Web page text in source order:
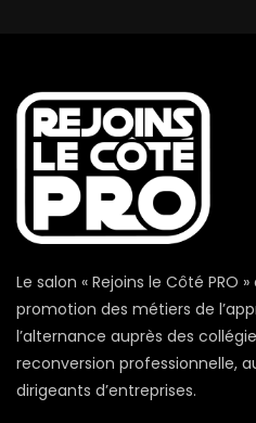
Le salon « Rejoins le Côté PRO
promotion des métiers de
l’alternance auprès des
reconversion professionnelle,
dirigeants d’entreprises.